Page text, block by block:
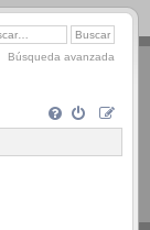
Búsqueda avanzada